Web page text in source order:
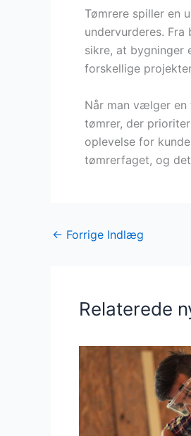
Tømrere spiller en
undervurderes.
sikre, at bygninger
forskellige
Når man vælger
tømrer, der
oplevelse for
tømrerfaget, og
← Forrige Indlæg
Relaterede